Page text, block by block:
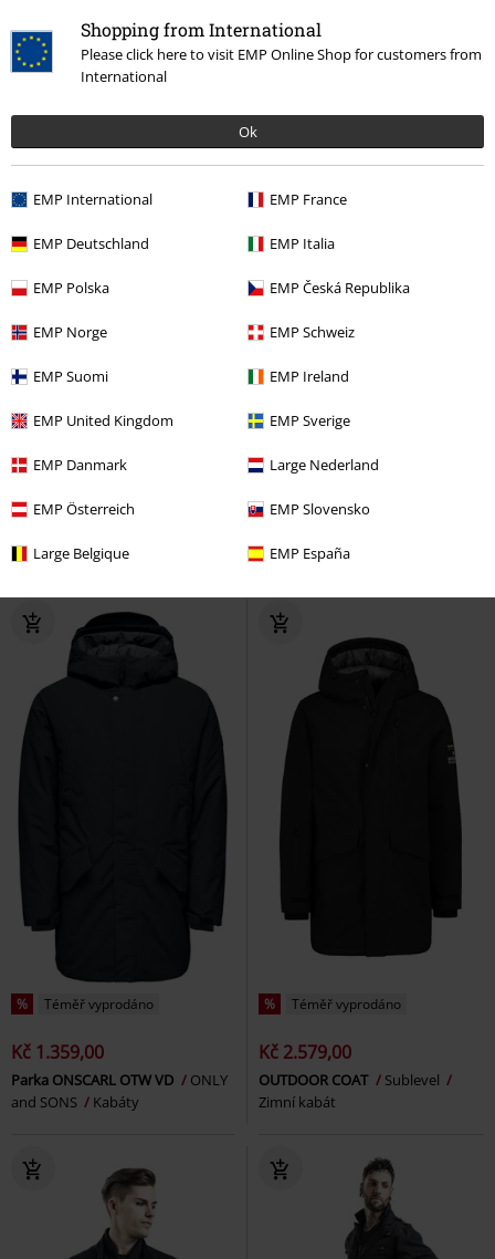
Shopping from International
Please click here to visit EMP Online Shop for customers from
International
Ok
EMP International EMP France
EMP Deutschland EMP Italia
EMP Polska EMP Česká Republika
EMP Norge EMP Schweiz
EMP Suomi EMP Ireland
EMP United Kingdom EMP Sverige
EMP Danmark Large Nederland
EMP Österreich EMP Slovensko
Large Belgique EMP España
SLEVA 22%
Téměř vyprodáno
Kč 2.179,00
Kabáty
% Exkluzivní
Kč 1.479,00
Parka bunda
% Téměř vyprodáno
Kč 1.359,00
Parka ONSCARL OTW VD
ONLY
and SONS
Kabáty
% Téměř vyprodáno
Kč 2.579,00
OUTDOOR COAT
Sublevel
Zimní kabát